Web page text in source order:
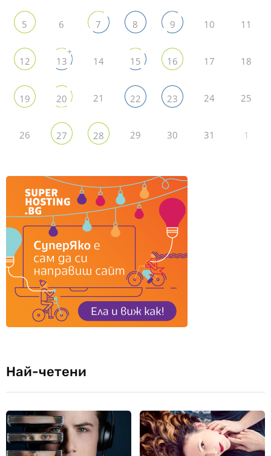
5 6 7 8 9 10 11
12 13
+
14 15 16 17 18
19 20 21 22 23 24 25
26 27 28 29 30 31 1
Най-четени